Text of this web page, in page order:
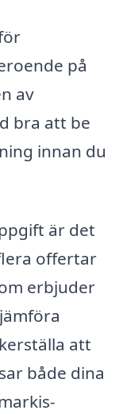
på
av
bra att be
innan du
är det
offertar
erbjuder
att
både dina